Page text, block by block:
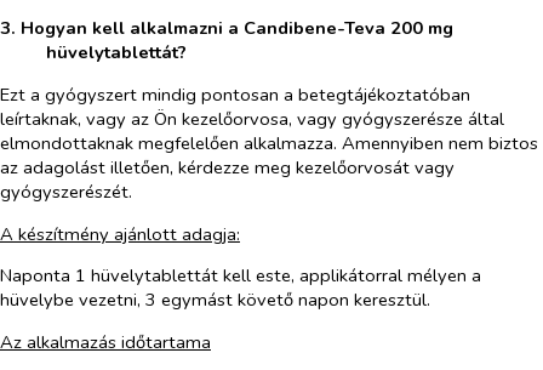
3. Hogyan kell alkalmazni a Candibene-Teva 200 mg
hüvelytablettát?
Ezt a gyógyszert mindig pontosan a betegtájékoztatóban
leírtaknak, vagy az Ön kezelőorvosa, vagy gyógyszerésze által
elmondottaknak megfelelően alkalmazza. Amennyiben nem biztos
az adagolást illetően, kérdezze meg kezelőorvosát vagy
gyógyszerészét.
A készítmény ajánlott adagja:
Naponta 1 hüvelytablettát kell este, applikátorral mélyen a
hüvelybe vezetni, 3 egymást követő napon keresztül.
Az alkalmazás időtartama